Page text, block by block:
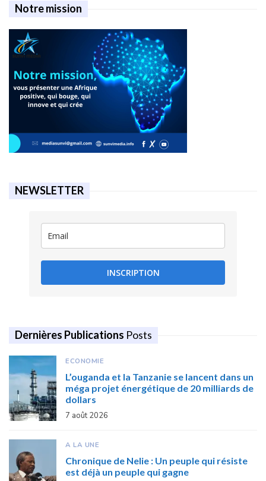
Notre mission
NEWSLETTER
INSCRIPTION
Dernières Publications Posts
ECONOMIE
L’ouganda et la Tanzanie se lancent dans un
méga projet énergétique de 20 milliards de
dollars
7 août 2026
A LA UNE
Chronique de Nelie : Un peuple qui résiste
est déjà un peuple qui gagne